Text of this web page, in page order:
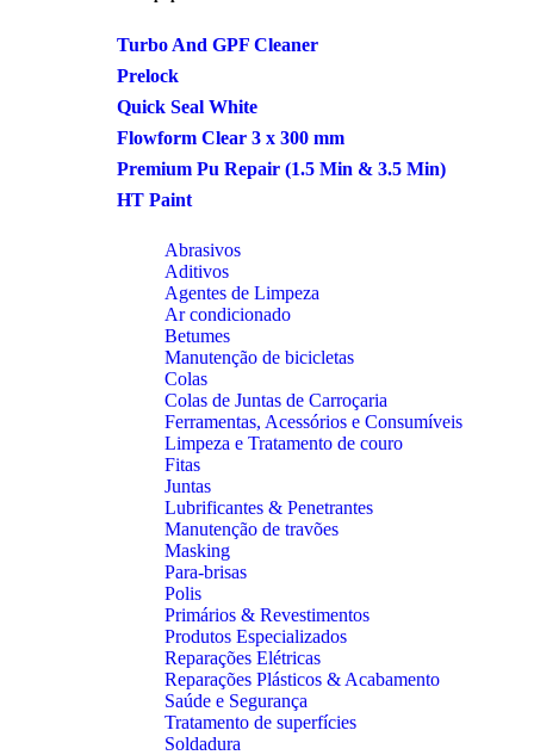
Turbo And GPF Cleaner
Prelock
Quick Seal White
Flowform Clear 3 x 300 mm
Premium Pu Repair (1.5 Min & 3.5 Min)
HT Paint
Abrasivos
Aditivos
Agentes de Limpeza
Ar condicionado
Betumes
Manutenção de bicicletas
Colas
Colas de Juntas de Carroçaria
Ferramentas, Acessórios e Consumíveis
Limpeza e Tratamento de couro
Fitas
Juntas
Lubrificantes & Penetrantes
Manutenção de travões
Masking
Para-brisas
Polis
Primários & Revestimentos
Produtos Especializados
Reparações Elétricas
Reparações Plásticos & Acabamento
Saúde e Segurança
Tratamento de superfícies
Soldadura